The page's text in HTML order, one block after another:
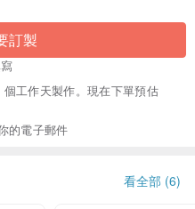
訂製
工作天製作。現在下單預估
的電子郵件
看全部 (6)